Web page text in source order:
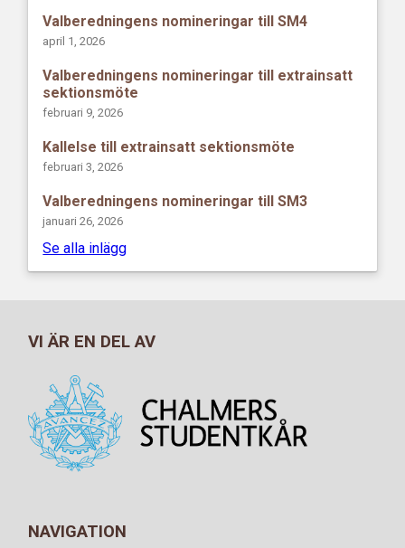
Valberedningens nomineringar till SM4
april 1, 2026
Valberedningens nomineringar till extrainsatt
sektionsmöte
februari 9, 2026
Kallelse till extrainsatt sektionsmöte
februari 3, 2026
Valberedningens nomineringar till SM3
januari 26, 2026
Se alla inlägg
VI ÄR EN DEL AV
NAVIGATION